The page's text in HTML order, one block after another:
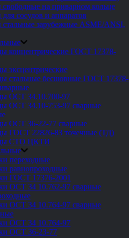
на приварном кольце
сосудов и аппаратов
зарубежные ASME/ANSI,
концентрические ГОСТ 17378-
эксцентрические
стальные бесшовные ГОСТ 17378-
ОСТ 34.10.700-97
ОСТ 34.10-753-97 сварные
ОСТ 36-22-77 сварные
ГОСТ 22826-83 точечные (ТД)
СТО ЦКТИ
переходные
равнопроходные
ГОСТ 17376-2001
ОСТ 34 10.762-97 сварные
ОСТ 34 10.764-97 сварные
ОСТ 34 10.764-97
ОСТ 36-23-77